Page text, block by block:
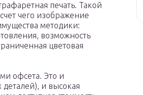
печать. Такой
чего изображение
методики:
возможность
цветовая
офсета. Это и
и высокая